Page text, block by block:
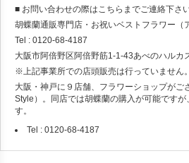
■ お問い合わせの際はこちらまでご連絡下さ
胡蝶蘭通販専門店・お祝いベストフラワー（
Tel : 0120-68-4187
大阪市阿倍野区阿倍野筋1-1-43あべのハルカ
※上記事業所での店頭販売は行っていません。
大阪・神戸に９店舗、フラワーショップがご
Style）。同店では胡蝶蘭の購入が可能ですが
す。
Tel : 0120-68-4187